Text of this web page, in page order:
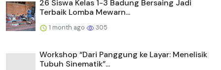
26 Siswa Kelas 1-3 Badung Bersaing Jadi
Terbaik Lomba Mewarn...
1 month ago 305
Workshop “Dari Panggung ke Layar: Menelisik
Tubuh Sinematik”...